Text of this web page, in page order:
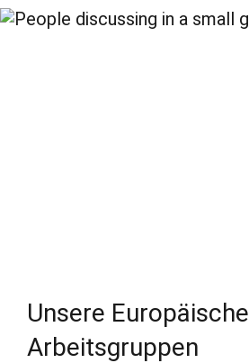
Unsere Europäische
Arbeitsgruppen